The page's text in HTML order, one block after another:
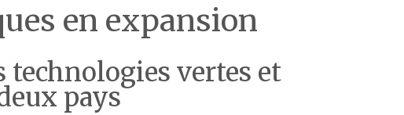
en expansion
technologies vertes et
pays